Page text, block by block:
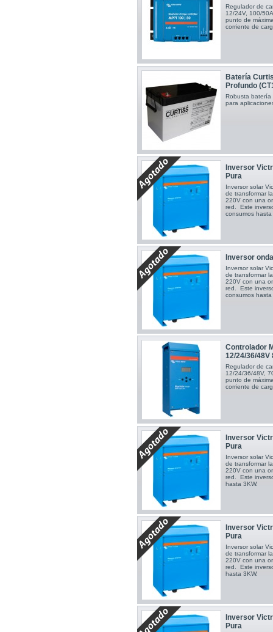
Regulador de
12/24V, 100/
punto de
corriente de
Batería
Profundo
Robusta batería
para
Inversor
Pura
Inversor solar
de transformar
220V con una
red. Este
consumos
Inversor
Inversor solar
de transformar
220V con una
red. Este
consumos
Controlador
12/24/36/48V
Regulador de
12/24/36/48V,
punto de
corriente de
Inversor
Pura
Inversor solar
de transformar
220V con una
red. Este
hasta 3KW.
Inversor
Pura
Inversor solar
de transformar
220V con una
red. Este
hasta 3KW.
Inversor
Pura